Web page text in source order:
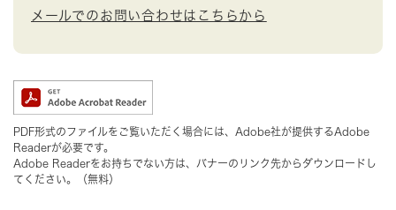
メールでのお問い合わせはこちらから
PDF形式のファイルをご覧いただく場合には、Adobe社が提供するAdobe
Readerが必要です。
Adobe Readerをお持ちでない方は、バナーのリンク先からダウンロードし
てください。（無料）